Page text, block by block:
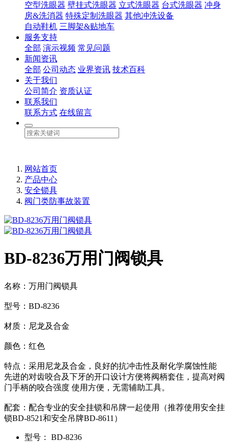
空型洗眼器 壁挂式洗眼器 立式洗眼器 台式洗眼器 冲身
房&洗消器 特殊定制洗眼器 其他冲洗设备
自动鞋机 三脚架&贴地车
服务支持
全部 演示视频 常见问题
新闻资讯
全部 公司动态 业界资讯 技术百科
关于我们
公司简介 资质认证
联系我们
联系方式 在线留言
网站首页
产品中心
安全锁具
阀门类防事故装置
BD-8236万用门阀锁具
名称：万用门阀锁具
型号：BD-8236
材质：尼龙及合金
颜色：红色
特点：采用尼龙及合金，良好的抗冲击性及耐化学腐蚀性能
先进的对齿咬合及下牙的开口设计方便将阀柄套住，提高对阀
门手柄的咬合强度 使用方便，无需辅助工具。
配套：配合专业的安全挂锁和吊牌一起使用（推荐使用安全挂
锁BD-8521和安全吊牌BD-8611）
型号：
BD-8236